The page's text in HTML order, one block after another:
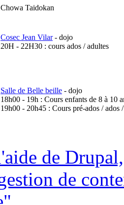
Chowa Taidokan
Cosec Jean Vilar- dojo
20H - 22H30 : cours ados / adultes
Salle de Belle beille - dojo
18h00 - 19h : Cours enfants de 8 à 10
19h00 - 20h45 : Cours pré-ados / ados